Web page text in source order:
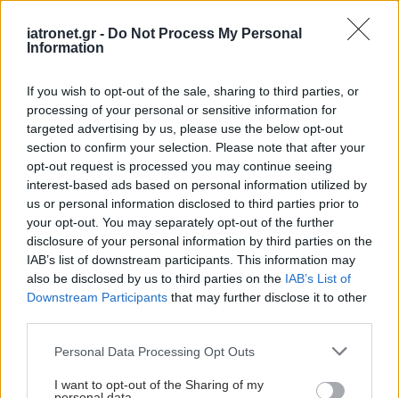
iatronet.gr - Do Not Process My Personal
Information
If you wish to opt-out of the sale, sharing to third parties, or
processing of your personal or sensitive information for
targeted advertising by us, please use the below opt-out
section to confirm your selection. Please note that after your
opt-out request is processed you may continue seeing
interest-based ads based on personal information utilized by
us or personal information disclosed to third parties prior to
your opt-out. You may separately opt-out of the further
disclosure of your personal information by third parties on the
IAB’s list of downstream participants. This information may
also be disclosed by us to third parties on the IAB’s List of
Downstream Participants that may further disclose it to other
Please note that this website/app uses one or more Google
not limited to your visit or usage behaviour. You may click to
Personal Data Processing Opt Outs
I want to opt-out of the Sharing of my
Τα πιο ενυδατικά
φρούτα
Καρπούζι: Ποια είναι τα
οφέλη του στην υγεία
Τα μυρωδικά που
περιέχουν μαγνήσιο